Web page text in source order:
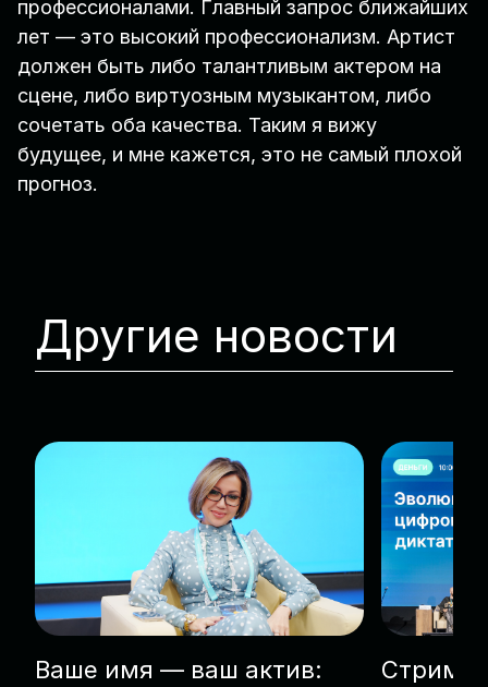
профессионалами. Главный запрос ближайших
лет — это высокий профессионализм. Артист
должен быть либо талантливым актером на
сцене, либо виртуозным музыкантом, либо
сочетать оба качества. Таким я вижу
будущее, и мне кажется, это не самый плохой
прогноз.
Другие новости
Ваше имя — ваш актив: